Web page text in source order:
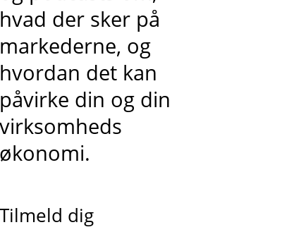
hvad der sker på
markederne, og
hvordan det kan
påvirke din og din
virksomheds
økonomi.
Tilmeld dig